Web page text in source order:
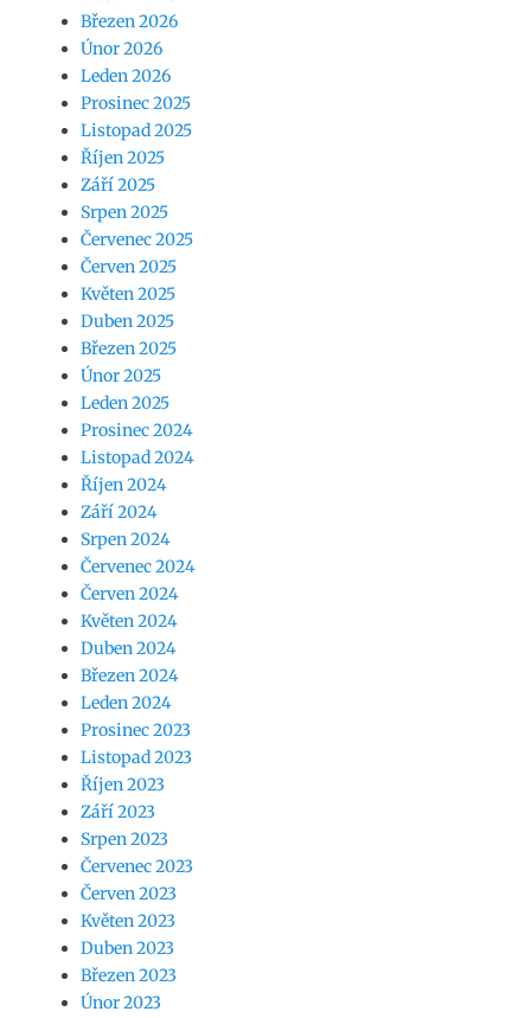
Březen 2026
Únor 2026
Leden 2026
Prosinec 2025
Listopad 2025
Říjen 2025
Září 2025
Srpen 2025
Červenec 2025
Červen 2025
Květen 2025
Duben 2025
Březen 2025
Únor 2025
Leden 2025
Prosinec 2024
Listopad 2024
Říjen 2024
Září 2024
Srpen 2024
Červenec 2024
Červen 2024
Květen 2024
Duben 2024
Březen 2024
Leden 2024
Prosinec 2023
Listopad 2023
Říjen 2023
Září 2023
Srpen 2023
Červenec 2023
Červen 2023
Květen 2023
Duben 2023
Březen 2023
Únor 2023